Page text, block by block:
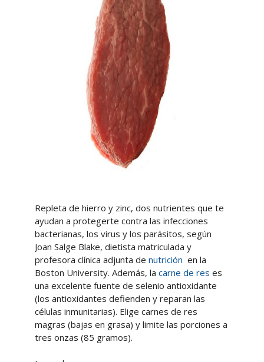
Repleta de hierro y zinc, dos nutrientes que te
ayudan a protegerte contra las infecciones
bacterianas, los virus y los parásitos, según
Joan Salge Blake, dietista matriculada y
profesora clínica adjunta de nutrición en la
Boston University. Además, la carne de res es
una excelente fuente de selenio antioxidante
(los antioxidantes defienden y reparan las
células inmunitarias). Elige carnes de res
magras (bajas en grasa) y limite las porciones a
tres onzas (85 gramos).